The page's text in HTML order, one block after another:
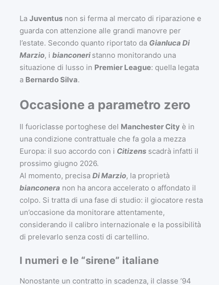
La Juventus non si ferma al mercato di riparazione e
guarda con attenzione alle grandi manovre per
l’estate. Secondo quanto riportato da Gianluca Di
Marzio, i bianconeri stanno monitorando una
situazione di lusso in Premier League: quella legata
a Bernardo Silva.
Occasione a parametro zero
Il fuoriclasse portoghese del Manchester City è in
una condizione contrattuale che fa gola a mezza
Europa: il suo accordo con i Citizens scadrà infatti il
prossimo giugno 2026.
Al momento, precisa Di Marzio, la proprietà
bianconera non ha ancora accelerato o affondato il
colpo. Si tratta di una fase di studio: il giocatore resta
un’occasione da monitorare attentamente,
considerando il calibro internazionale e la possibilità
di prelevarlo senza costi di cartellino.
I numeri e le “sirene” italiane
Nonostante un contratto in scadenza, il classe ’94